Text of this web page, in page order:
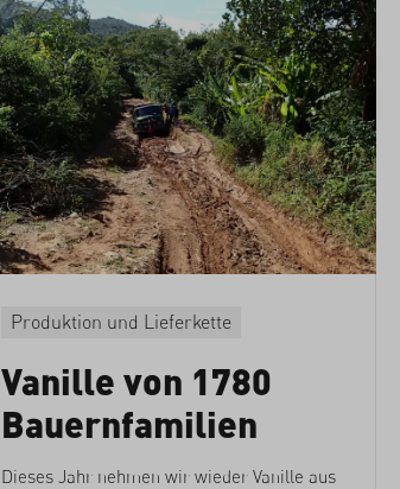
Produktion und Lieferkette
Vanille von 1780
Bauernfamilien
Dieses Jahr nehmen wir wieder Vanille aus